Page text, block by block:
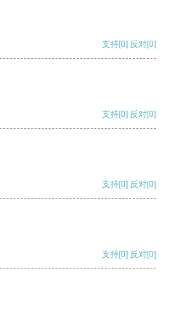
支持[0] 反对[0]
支持[0] 反对[0]
支持[0] 反对[0]
支持[0] 反对[0]